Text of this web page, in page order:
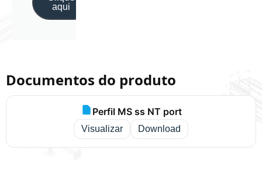
aqui
Documentos do produto
Perfil MS ss NT port
Visualizar Download